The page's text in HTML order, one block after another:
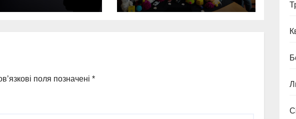
поля позначені *